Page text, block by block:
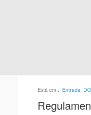
Está em... Entrada